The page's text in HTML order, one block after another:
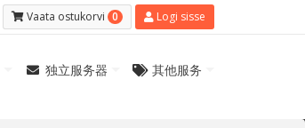
Vaata ostukorvi 0 Logi sisse
独立服务器 其他服务